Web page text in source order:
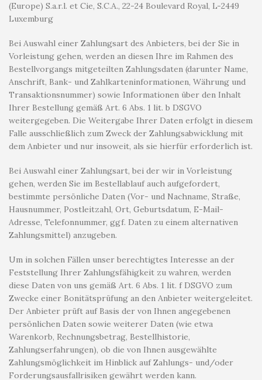
(Europe) S.a.r.l. et Cie, S.C.A., 22-24 Boulevard Royal, L-2449
Luxemburg
Bei Auswahl einer Zahlungsart des Anbieters, bei der Sie in
Vorleistung gehen, werden an diesen Ihre im Rahmen des
Bestellvorgangs mitgeteilten Zahlungsdaten (darunter Name,
Anschrift, Bank- und Zahlkarteninformationen, Währung und
Transaktionsnummer) sowie Informationen über den Inhalt
Ihrer Bestellung gemäß Art. 6 Abs. 1 lit. b DSGVO
weitergegeben. Die Weitergabe Ihrer Daten erfolgt in diesem
Falle ausschließlich zum Zweck der Zahlungsabwicklung mit
dem Anbieter und nur insoweit, als sie hierfür erforderlich ist.
Bei Auswahl einer Zahlungsart, bei der wir in Vorleistung
gehen, werden Sie im Bestellablauf auch aufgefordert,
bestimmte persönliche Daten (Vor- und Nachname, Straße,
Hausnummer, Postleitzahl, Ort, Geburtsdatum, E-Mail-
Adresse, Telefonnummer, ggf. Daten zu einem alternativen
Zahlungsmittel) anzugeben.
Um in solchen Fällen unser berechtigtes Interesse an der
Feststellung Ihrer Zahlungsfähigkeit zu wahren, werden
diese Daten von uns gemäß Art. 6 Abs. 1 lit. f DSGVO zum
Zwecke einer Bonitätsprüfung an den Anbieter weitergeleitet.
Der Anbieter prüft auf Basis der von Ihnen angegebenen
persönlichen Daten sowie weiterer Daten (wie etwa
Warenkorb, Rechnungsbetrag, Bestellhistorie,
Zahlungserfahrungen), ob die von Ihnen ausgewählte
Zahlungsmöglichkeit im Hinblick auf Zahlungs- und/oder
Forderungsausfallrisiken gewährt werden kann.